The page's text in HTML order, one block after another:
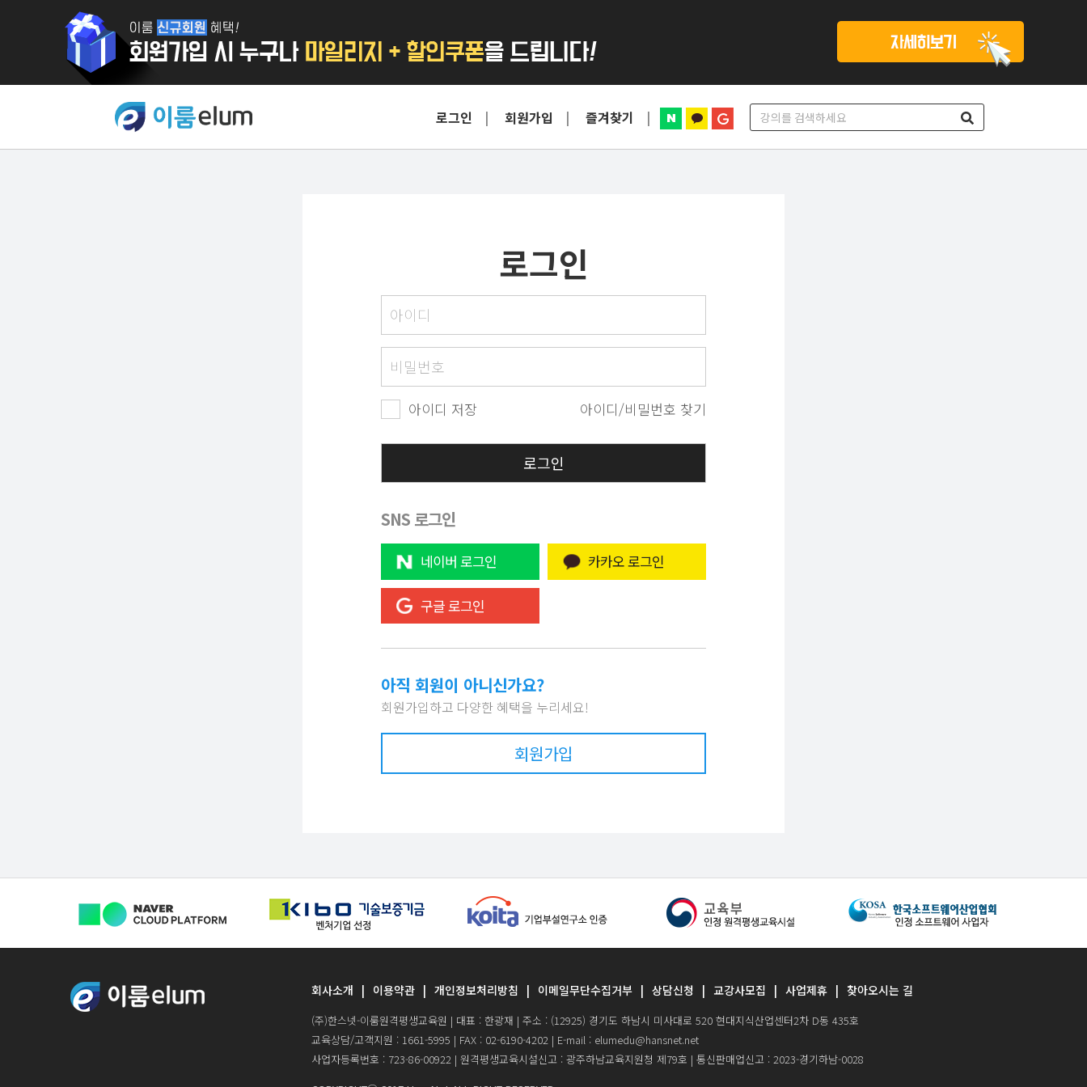
로그인 회원가입 즐겨찾기
로그인
아이디 저장 아이디/비밀번호 찾기
SNS 로그인
네이버 로그인 카카오 로그인
구글 로그인
아직 회원이 아니신가요?
회원가입하고 다양한 혜택을 누리세요!
회원가입
회사소개 이용약관 개인정보처리방침 이메일무단수집거부 상담신청 교강사모집 사업제휴 찾아오시는 길
(주)한스넷-이룸원격평생교육원 | 대표 : 한광재 | 주소 : (12925) 경기도 하남시 미사대로 520 현대지식산업센터2차 D동 435호
교육상담/고객지원 : 1661-5995 | FAX : 02-6190-4202 | E-mail : elumedu@hansnet.net
사업자등록번호 : 723-86-00922 | 원격평생교육시설신고 : 광주하남교육지원청 제79호 | 통신판매업신고 : 2023-경기하남-0028